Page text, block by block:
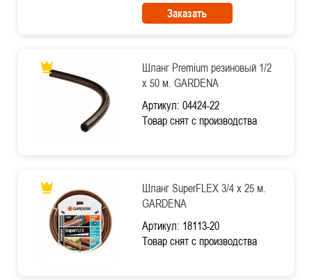
Заказать
Шланг Premium резиновый 1/2
х 50 м. GARDENA
Артикул: 04424-22
Товар снят с производства
Шланг SuperFLEX 3/4 х 25 м.
GARDENA
Артикул: 18113-20
Товар снят с производства